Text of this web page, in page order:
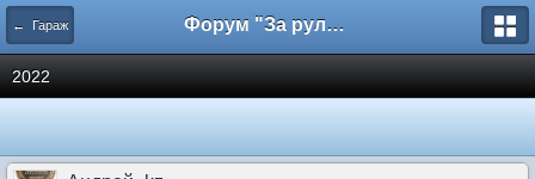
← Гараж Форум "За рулем"
2022